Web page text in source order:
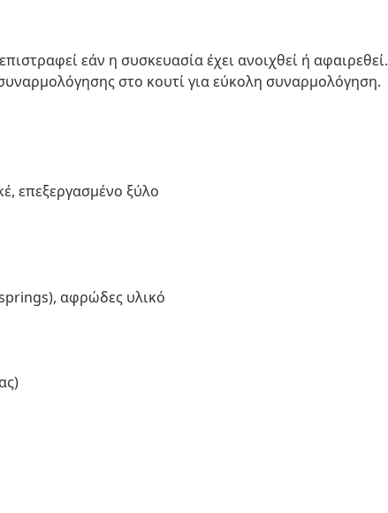
εάν η συσκευασία έχει ανοιχθεί ή αφαιρεθεί.
στο κουτί για εύκολη συναρμολόγηση.
επεξεργασμένο ξύλο
αφρώδες υλικό